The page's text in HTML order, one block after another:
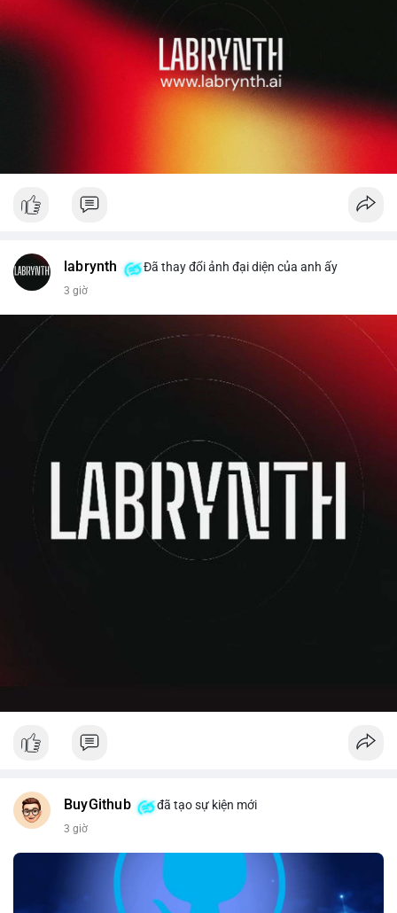
labrynth Đã thay đổi ảnh đại diện của anh ấy
3 giờ
BuyGithub đã tạo sự kiện mới
3 giờ